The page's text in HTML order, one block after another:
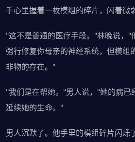
手心里握着一枚模组的碎片，闪着微
"这不是普通的医疗手段。"林晚说，"
强行修复你母亲的神经系统，但模组
非物的存在。"
"我们是在帮她。"男人说，"她的病已
延续她的生命。"
男人沉默了。他手里的模组碎片闪烁